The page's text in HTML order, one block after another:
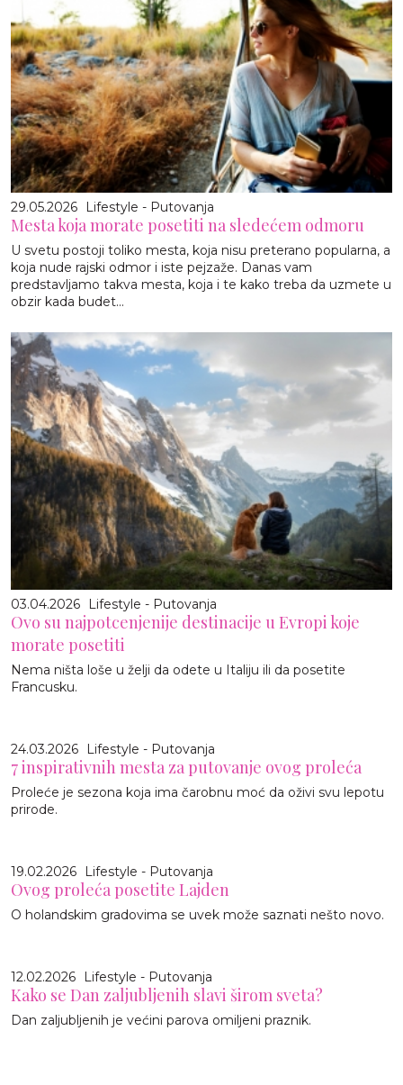
29.05.2026 Lifestyle - Putovanja
Mesta koja morate posetiti na sledećem odmoru
U svetu postoji toliko mesta, koja nisu preterano popularna, a
koja nude rajski odmor i iste pejzaže. Danas vam
predstavljamo takva mesta, koja i te kako treba da uzmete u
obzir kada budet...
03.04.2026 Lifestyle - Putovanja
Ovo su najpotcenjenije destinacije u Evropi koje
morate posetiti
Nema ništa loše u želji da odete u Italiju ili da posetite
Francusku.
24.03.2026 Lifestyle - Putovanja
7 inspirativnih mesta za putovanje ovog proleća
Proleće je sezona koja ima čarobnu moć da oživi svu lepotu
prirode.
19.02.2026 Lifestyle - Putovanja
Ovog proleća posetite Lajden
O holandskim gradovima se uvek može saznati nešto novo.
12.02.2026 Lifestyle - Putovanja
Kako se Dan zaljubljenih slavi širom sveta?
Dan zaljubljenih je većini parova omiljeni praznik.